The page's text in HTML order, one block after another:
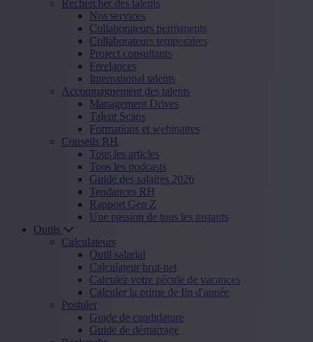
Rechercher des talents
Nos services
Collaborateurs permanents
Collaborateurs temporaires
Project consultants
Freelances
International talents
Accompagnement des talents
Management Drives
Talent Scans
Formations et webinaires
Conseils RH
Tous les articles
Tous les podcasts
Guide des salaires 2026
Tendances RH
Rapport Gen Z
Une passion de tous les instants
Outils
Calculateurs
Outil salarial
Calculateur brut-net
Calculez votre pécule de vacances
Calculer la prime de fin d'année
Postuler
Guide de candidature
Guide de démarrage